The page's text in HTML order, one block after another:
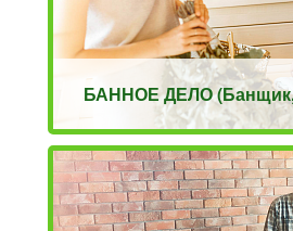
БАННОЕ ДЕЛО